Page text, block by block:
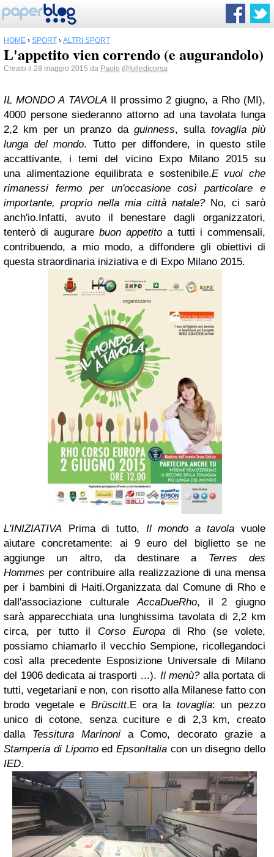
HOME › SPORT › ALTRI SPORT
L'appetito vien correndo (e augurandolo)
Creato il 28 maggio 2015 da Paolo @folledicorsa
IL MONDO A TAVOLAIl prossimo 2 giugno, a Rho (MI),
4000 persone siederanno attorno ad unatavolata lunga
2,2 km per un pranzo da guinness, sulla tovaglia più
lunga del mondo. Tutto per diffondere, in questo stile
accattivante, i temi del vicino Expo Milano 2015 su
una alimentazione equilibrata e sostenibile.E vuoi che
rimanessi fermo per un'occasione così particolare e
importante, proprio nella mia città natale?No, ci sarò
anch'io.Infatti, avuto il benestare dagli organizzatori,
tenterò di augurare buon appetito a tutti i commensali,
contribuendo, a mio modo, a diffondere gli obiettivi di
questa straordinaria iniziativa e di Expo Milano 2015.
L'INIZIATIVA Prima di tutto, Il mondo a tavola vuole
aiutare concretamente: ai 9 euro del biglietto se ne
aggiunge un altro, da destinare a Terres des
Hommes percontribuire alla realizzazione di una mensa
per i bambini di Haiti.Organizzata dal Comune di Rho e
dall'associazione culturaleAccaDueRho, il 2 giugno
sarà apparecchiata una lunghissima tavolata di 2,2 km
circa, per tutto il Corso Europadi Rho (se volete,
possiamo chiamarlo il vecchio Sempione, ricollegandoci
così alla precedente Esposizione Universale di Milano
del 1906 dedicata ai trasporti ...). Il menù?alla portatadi
tutti, vegetariani e non, con risotto alla Milanese fatto con
brodo vegetale e Brüscitt.E ora la tovaglia: un pezzo
unico di cotone, senza cuciture e di 2,3 km, creato
dalla Tessitura Marinonia Como, decorato grazie a
Stamperia di Lipomoed EpsonItalia con undisegno dello
IED.